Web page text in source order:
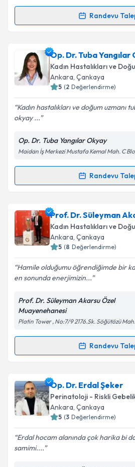
kapsamda işlenmesini
Randevu
Randevu Takvimi Talebi
Op. Dr. Sabina Koçakiçin
oluşturun. Size bu uzmandan
takvim hazırlandığında e-posta
Kişisel verilerimin
Metni'ni okudum ve kişisel
kapsamda işlenmesini
Op. Dr. Tuba Yangılar
Kadın Hastalıkları ve
Ankara, Çankaya
5 (2 Değerlendirme)
Kadın hastalıkları ve doğum uzmanı
okyay ...
Op. Dr. Tuba Yangılar Okyay
Maidan İş Merkezi Mustafa Kemal Mah. C
Randevu
Randevu Takvimi Talebi
Op. Dr. Tuba Yangılar Okyay
talebi oluşturun. Size bu
için bir takvim hazırlandığında
bilgilendireceğiz.
E-posta Adresiniz
Kişisel verilerimin
Metni'ni okudum ve kişisel
kapsamda işlenmesini
Prof. Dr. Süleyman
Kadın Hastalıkları ve
Ankara, Çankaya
5 (8 Değerlendirme)
Hamile olduğumu öğrendiğimde bir
en sonunda enerjimizin...
Prof. Dr. Süleyman Akarsu Özel
Muayenehanesi
Platin Tower , No:7/9 2176.Sk. Söğütözü Mah.
Randevu
Randevu Takvimi Talebi
Prof. Dr. Süleyman Akarsu
talebi oluşturun. Size bu
için bir takvim hazırlandığında
bilgilendireceğiz.
E-posta Adresiniz
Op. Dr. Erdal Şeker
Perinatoloji - Riskli
Ankara, Çankaya
5 (3 Değerlendirme)
Erdal hocam alanında çok harika bi
samimi....